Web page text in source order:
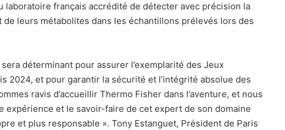
laboratoire français accrédité de détecter avec précision la
leurs métabolites dans les échantillons prélevés lors des
déterminant pour assurer l’exemplarité des Jeux
2024, et pour garantir la sécurité et l’intégrité absolue des
ravis d’accueillir Thermo Fisher dans l’aventure, et nous
expérience et le savoir-faire de cet expert de son domaine
et plus responsable ». Tony Estanguet, Président de Paris